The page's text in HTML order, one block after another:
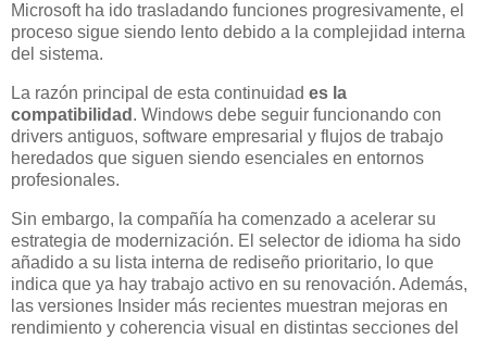
Microsoft ha ido trasladando funciones progresivamente, el
proceso sigue siendo lento debido a la complejidad interna
del sistema.
La razón principal de esta continuidad es la
compatibilidad . Windows debe seguir funcionando con
drivers antiguos, software empresarial y flujos de trabajo
heredados que siguen siendo esenciales en entornos
profesionales.
Sin embargo, la compañía ha comenzado a acelerar su
estrategia de modernización. El selector de idioma ha sido
añadido a su lista interna de rediseño prioritario, lo que
indica que ya hay trabajo activo en su renovación. Además,
las versiones Insider más recientes muestran mejoras en
rendimiento y coherencia visual en distintas secciones del